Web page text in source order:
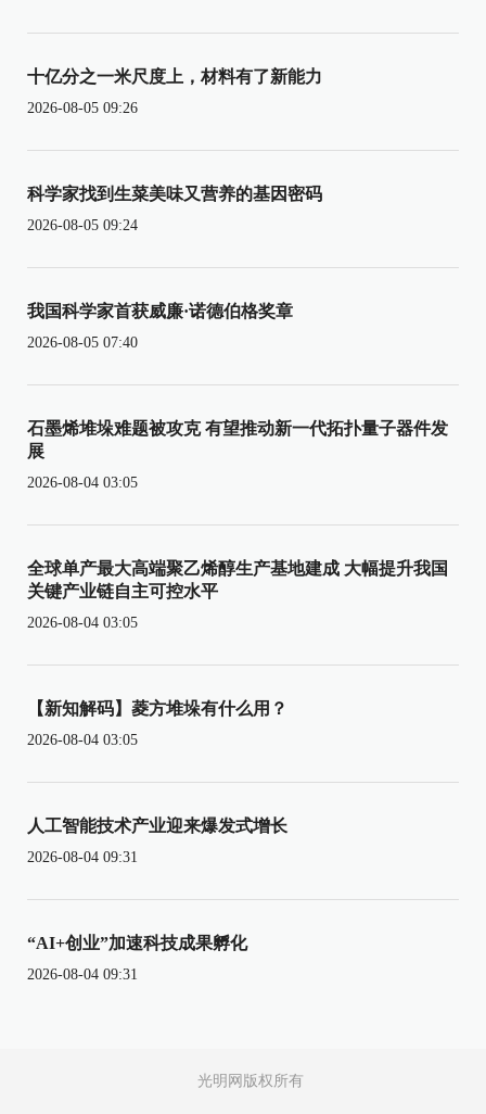
十亿分之一米尺度上，材料有了新能力
2026-08-05 09:26
科学家找到生菜美味又营养的基因密码
2026-08-05 09:24
我国科学家首获威廉·诺德伯格奖章
2026-08-05 07:40
石墨烯堆垛难题被攻克 有望推动新一代拓扑量子器件发
展
2026-08-04 03:05
全球单产最大高端聚乙烯醇生产基地建成 大幅提升我国
关键产业链自主可控水平
2026-08-04 03:05
【新知解码】菱方堆垛有什么用？
2026-08-04 03:05
人工智能技术产业迎来爆发式增长
2026-08-04 09:31
“AI+创业”加速科技成果孵化
2026-08-04 09:31
光明网版权所有